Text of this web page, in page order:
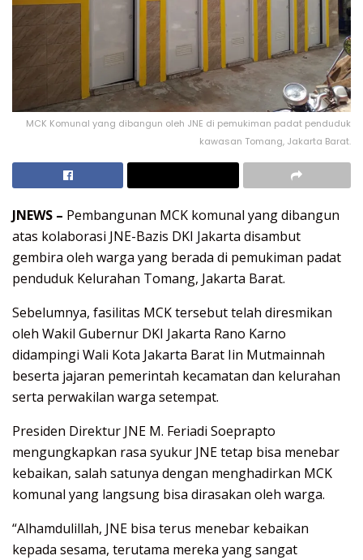
MCK Komunal yang dibangun oleh JNE di pemukiman padat penduduk
kawasan Tomang, Jakarta Barat.
JNEWS – Pembangunan MCK komunal yang dibangun
atas kolaborasi JNE-Bazis DKI Jakarta disambut
gembira oleh warga yang berada di pemukiman padat
penduduk Kelurahan Tomang, Jakarta Barat.
Sebelumnya, fasilitas MCK tersebut telah diresmikan
oleh Wakil Gubernur DKI Jakarta Rano Karno
didampingi Wali Kota Jakarta Barat Iin Mutmainnah
beserta jajaran pemerintah kecamatan dan kelurahan
serta perwakilan warga setempat.
Presiden Direktur JNE M. Feriadi Soeprapto
mengungkapkan rasa syukur JNE tetap bisa menebar
kebaikan, salah satunya dengan menghadirkan MCK
komunal yang langsung bisa dirasakan oleh warga.
“Alhamdulillah, JNE bisa terus menebar kebaikan
kepada sesama, terutama mereka yang sangat